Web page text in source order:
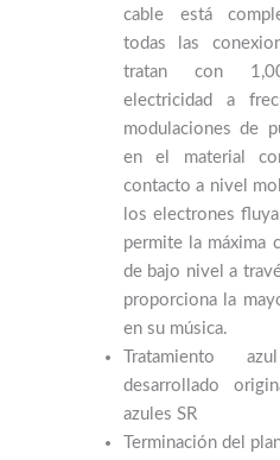
cable está
todas las
tratan con
electricidad a
modulaciones de
en el material
contacto a nivel
los electrones
permite la máxima
de bajo nivel a
proporciona la
en su música.
Tratamiento
desarrollado
azules SR
Terminación del